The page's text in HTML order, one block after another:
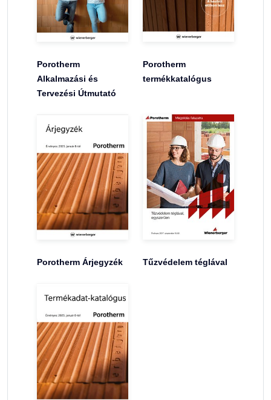
Porotherm
Alkalmazási és
Tervezési Útmutató
Porotherm
termékkatalógus
Porotherm Árjegyzék Tűzvédelem téglával